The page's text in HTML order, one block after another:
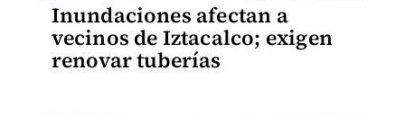
Inundaciones afectan a
vecinos de Iztacalco; exigen
renovar tuberías